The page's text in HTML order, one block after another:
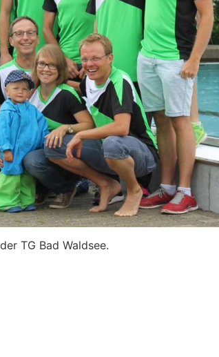
TG Bad Waldsee.